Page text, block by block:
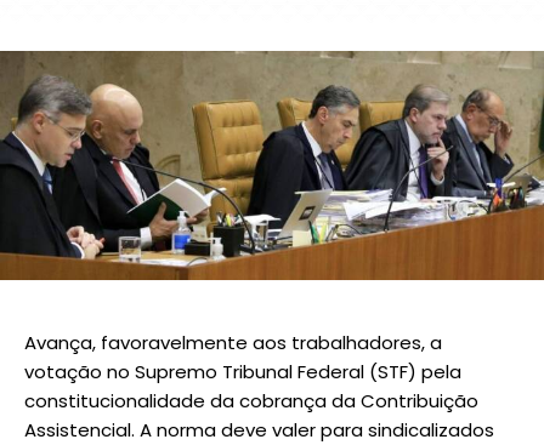
Avança, favoravelmente aos trabalhadores, a
votação no Supremo Tribunal Federal (STF) pela
constitucionalidade da cobrança da Contribuição
Assistencial. A norma deve valer para sindicalizados